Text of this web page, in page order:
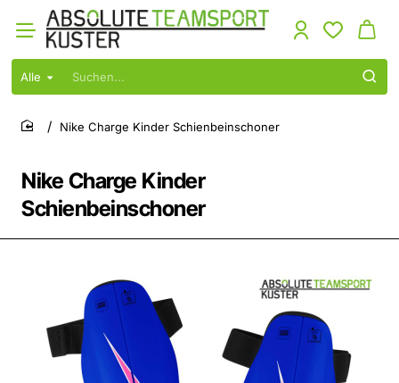
Alle
Suchen...
Nike Charge Kinder
Schienbeinschoner
home
Nike Charge Kinder Schienbeinschoner